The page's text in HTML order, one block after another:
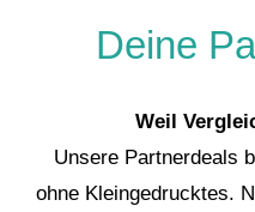
Deine
Weil
Unsere Partnerdeals
ohne Kleingedrucktes.